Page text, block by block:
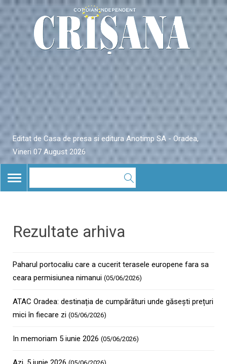
Editat de Casa de presa si editura Anotimp SA - Oradea,
Vineri 07 August 2026
TOGGLE
NAVIGATION
Rezultate arhiva
Paharul portocaliu care a cucerit terasele europene fara sa
ceara permisiunea nimanui (05/06/2026)
ATAC Oradea: destinația de cumpărături unde găsești prețuri
mici în fiecare zi (05/06/2026)
In memoriam 5 iunie 2026 (05/06/2026)